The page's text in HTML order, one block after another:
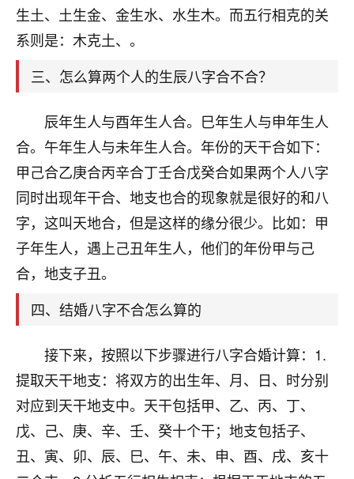
生土、土生金、金生水、水生木。而五行相克的关
系则是：木克土、。
三、怎么算两个人的生辰八字合不合？
辰年生人与酉年生人合。巳年生人与申年生人
合。午年生人与未年生人合。年份的天干合如下：
甲己合乙庚合丙辛合丁壬合戊癸合如果两个人八字
同时出现年干合、地支也合的现象就是很好的和八
字，这叫天地合，但是这样的缘分很少。比如：甲
子年生人，遇上己丑年生人，他们的年份甲与己
合，地支子丑。
四、结婚八字不合怎么算的
接下来，按照以下步骤进行八字合婚计算：1.
提取天干地支：将双方的出生年、月、日、时分别
对应到天干地支中。天干包括甲、乙、丙、丁、
戊、己、庚、辛、壬、癸十个干；地支包括子、
丑、寅、卯、辰、巳、午、未、申、酉、戌、亥十
鹿森：你可以找老师看看，人有时不服命不行
啊！
太阳当空赵 ：我也做餐饮的，生意不算大，但
是我从找店开始都是找慧来老师跟进的，选
大环境不好，但是我家生意还可以，前几天又
刚找老师做了补财库，希望财运更好一点！
2小时前 来自海南
梦醒时分
我女儿高二叛逆，大半年不上学，一说她就要死要活
的，把我们两口子愁的不行，朋友给我推荐的慧来老
师，一开始我是病急乱投医，这半年来，法事一个个
做完，我女儿跟变了个人一样，不期望她能考多好的
康康的我就很知足了！
鹿森：可怜天下父母心啊！
3小时前 来自河北 16
付深
我是公司人事调整，有升迁机会，但同时竞争的我们
三个，找老师的时候是抱着侥幸心理，没想到老师看